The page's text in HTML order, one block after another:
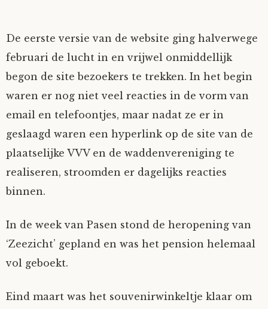
De eerste versie van de website ging halverwege
februari de lucht in en vrijwel onmiddellijk
begon de site bezoekers te trekken. In het begin
waren er nog niet veel reacties in de vorm van
email en telefoontjes, maar nadat ze er in
geslaagd waren een hyperlink op de site van de
plaatselijke VVV en de waddenvereniging te
realiseren, stroomden er dagelijks reacties
binnen.
In de week van Pasen stond de heropening van
‘Zeezicht’ gepland en was het pension helemaal
vol geboekt.
Eind maart was het souvenirwinkeltje klaar om